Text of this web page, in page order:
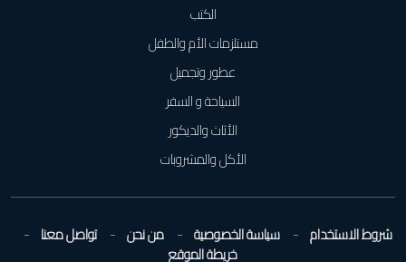
الكتب
مستلزمات الأم والطفل
عطور وتجميل
السياحة و السفر
الأثاث والديكور
الأكل والمشروبات
شروط الاستخدام سياسة الخصوصية من نحن تواصل معنا
خريطة الموقع